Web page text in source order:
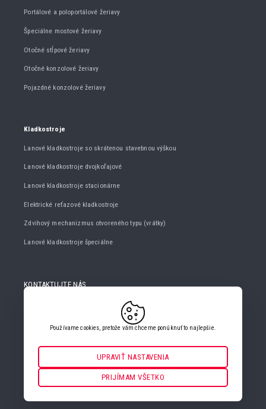
Portálové a poloportálové žeriavy
Špeciálne mostové žeriavy
Otočné stĺpové žeriavy
Otočné konzolové žeriavy
Pojazdné konzolové žeriavy
Kladkostroje
Lanové kladkostroje so skrátenou stavebnou výškou
Lanové kladkostroje dvojkoľajové
Lanové kladkostroje stacionárne
Elektrické reťazové kladkostroje
Zdvihový mechanizmus otvoreného typu (vrátky)
Lanové kladkostroje špeciálne
KONTAKTUJTE NÁS
NASTAVENIA COOKIES
Používame cookies, pretože vám chceme ponúknuť to najlepšie.
Nevyhnutné
VŽDY AKTÍVNE
správa siete, prístupnosť a základné štatistiky o návštevníkoch.
UPRAVIŤ NASTAVENIA
PRIJÍMAM VŠETKO